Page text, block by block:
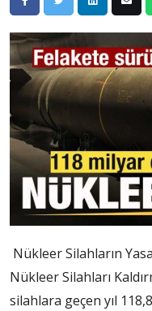
Nükleer Silahların
Nükleer Silahları
silahlara geçen yıl